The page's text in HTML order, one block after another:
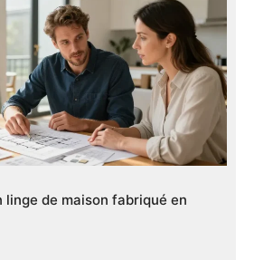
linge de maison fabriqué en